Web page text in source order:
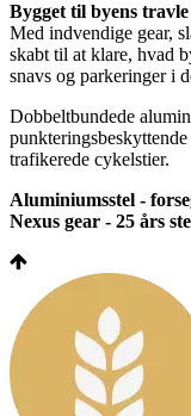
Bygget til byens
Med indvendige gear,
skabt til at klare, hvad
snavs og parkeringer i
Dobbeltbundede
trafikerede cykelstier.
Aluminiumsstel -
Nexus gear - 25 års